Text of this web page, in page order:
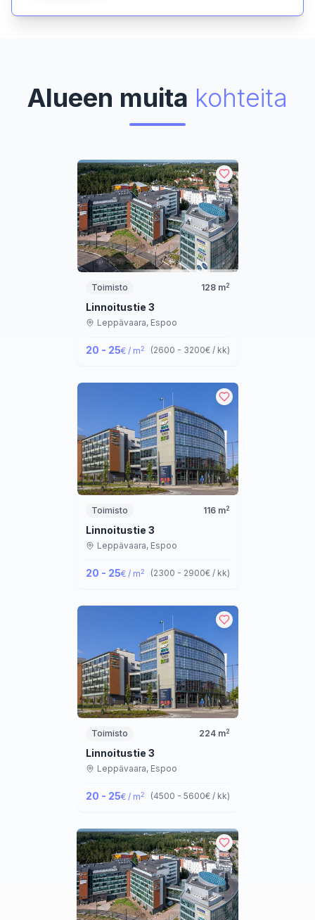
Alueen muita kohteita
Toimisto 128m2
Linnoitustie 3
Leppävaara, Espoo
20 - 25€ / m2 (2600 - 3200€ / kk)
Toimisto 116m2
Linnoitustie 3
Leppävaara, Espoo
20 - 25€ / m2 (2300 - 2900€ / kk)
Toimisto 224m2
Linnoitustie 3
Leppävaara, Espoo
20 - 25€ / m2 (4500 - 5600€ / kk)